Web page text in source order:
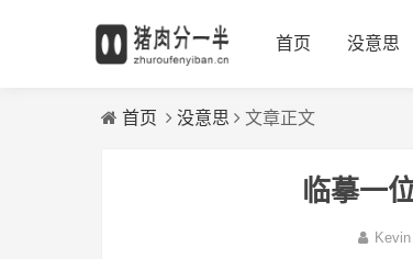
首页 没意思
首页 没意思 文章正文
临摹一
Kevin